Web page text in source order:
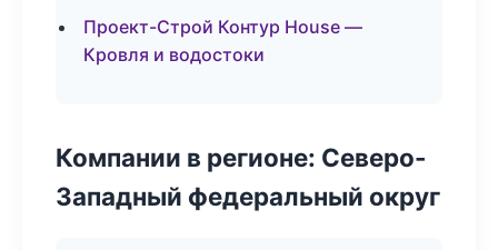
Проект-Строй Контур House —
Кровля и водостоки
Компании в регионе: Северо-
Западный федеральный округ